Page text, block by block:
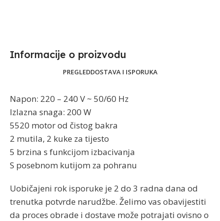
Informacije o proizvodu​
PREGLEDDOSTAVA I ISPORUKA
Napon: 220 – 240 V ~ 50/60 Hz
Izlazna snaga: 200 W
5520 motor od čistog bakra
2 mutila, 2 kuke za tijesto
5 brzina s funkcijom izbacivanja
S posebnom kutijom za pohranu
Uobičajeni rok isporuke je 2 do 3 radna dana od
trenutka potvrde narudžbe. Želimo vas obavijestiti
da proces obrade i dostave može potrajati ovisno o